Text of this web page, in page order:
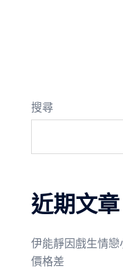
搜尋
近期文章
伊能靜因戲生情
價格差